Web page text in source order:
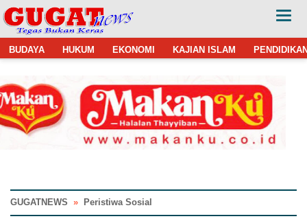
BUDAYA HUKUM EKONOMI KAJIAN ISLAM
GUGATNEWS » Peristiwa Sosial